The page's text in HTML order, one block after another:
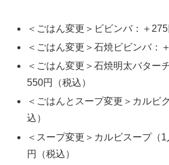
＜ごはん変更＞ビビンバ：＋275
＜ごはん変更＞石焼ビビンバ：
＜ごはん変更＞石焼明太バター
550円（税込）
＜ごはんとスープ変更＞カルビ
込）
＜スープ変更＞カルビスープ（
円（税込）